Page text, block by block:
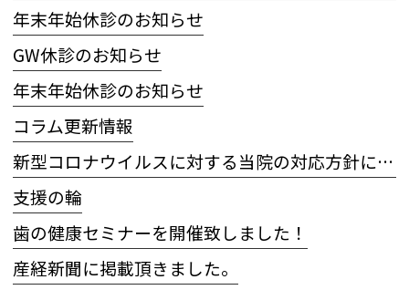
年末年始休診のお知らせ
GW休診のお知らせ
年末年始休診のお知らせ
コラム更新情報
新型コロナウイルスに対する当院の対応方針について
支援の輪
歯の健康セミナーを開催致しました！
産経新聞に掲載頂きました。